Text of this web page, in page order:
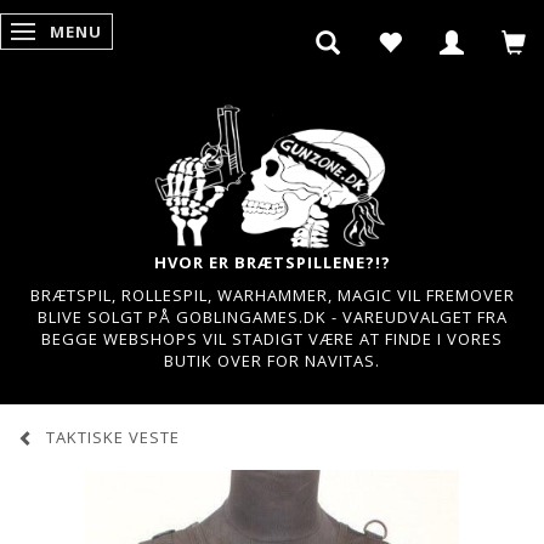
SKIFTE NAVIGATION
MENU
HVOR ER BRÆTSPILLENE?!?
BRÆTSPIL, ROLLESPIL, WARHAMMER, MAGIC VIL FREMOVER
BLIVE SOLGT PÅ GOBLINGAMES.DK - VAREUDVALGET FRA
BEGGE WEBSHOPS VIL STADIGT VÆRE AT FINDE I VORES
BUTIK OVER FOR NAVITAS.
TAKTISKE VESTE